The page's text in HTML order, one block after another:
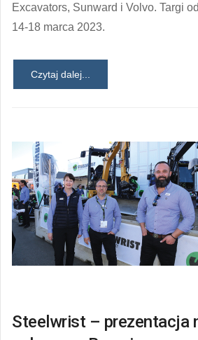
Excavators, Sunward i Volvo. Targi
14-18 marca 2023.
Czytaj dalej...
Steelwrist – prezentacja